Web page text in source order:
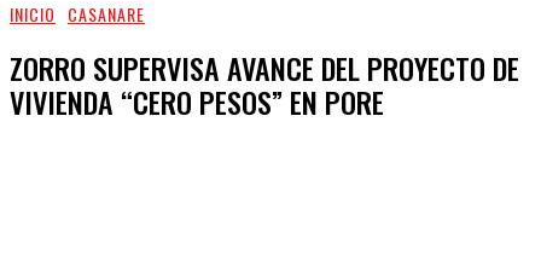
INICIO CASANARE
ZORRO SUPERVISA AVANCE DEL PROYECTO DE
VIVIENDA “CERO PESOS” EN PORE